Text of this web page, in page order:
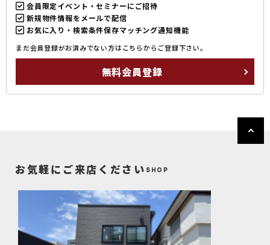
会員限定イベント・セミナーにご招待
新規物件情報をメールで配信
お気に入り・検索条件保存マッチング通知機能
まだ会員登録がお済みでない方はこちらからご登録下さい。
無料会員登録
お気軽にご来店ください SHOP